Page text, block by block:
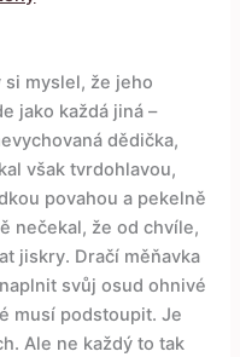
si myslel, že jeho
jako každá jiná –
dědička,
však tvrdohlavou,
povahou a pekelně
nečekal, že od chvíle,
jiskry. Dračí měňavka
svůj osud ohnivé
musí podstoupit. Je
Ale ne každý to tak